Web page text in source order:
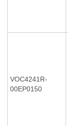
VOC4241R-
00EP0150